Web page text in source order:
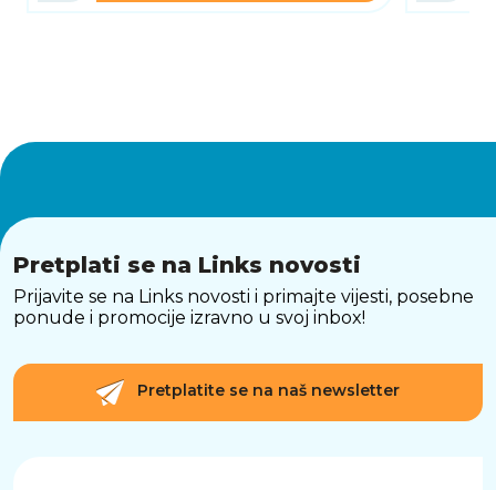
Pretplati se na Links novosti
Prijavite se na Links novosti i primajte vijesti, posebne
ponude i promocije izravno u svoj inbox!
Pretplatite se na naš newsletter